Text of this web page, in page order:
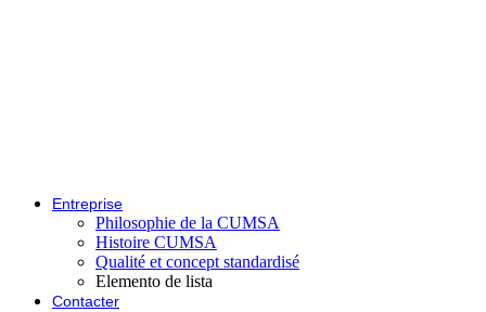
Entreprise
Philosophie de la CUMSA
Histoire CUMSA
Qualité et concept standardisé
Elemento de lista
Contacter